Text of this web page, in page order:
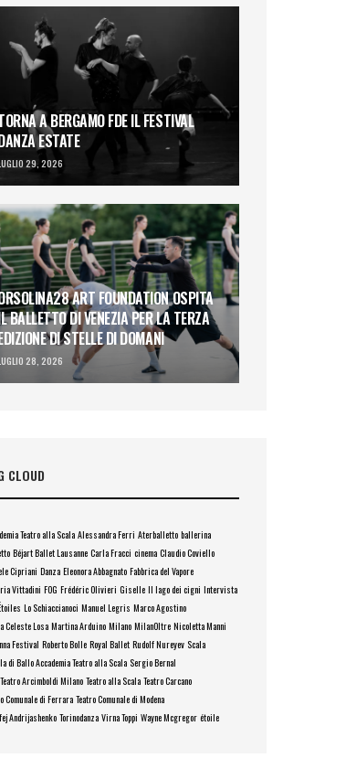
A BERGAMO FDE IL FESTIVAL
ESTATE
29, 2026
ART FOUNDATION OSPITA
BALLETTO DI VENEZIA PER LA TERZA
DI STELLE DI DOMANI
28, 2026
CLOUD
Teatro alla Scala Alessandra Ferri Aterballetto ballerina
Béjart Ballet Lausanne Carla Fracci cinema Claudio Coviello
Cipriani Danza Eleonora Abbagnato Fabbrica del Vapore
Vittadini FOG Frédéric Olivieri Giselle Il lago dei cigni Intervista
Lo Schiaccianoci Manuel Legris Marco Agostino
Celeste Losa Martina Arduino Milano MilanOltre Nicoletta Manni
Festival Roberto Bolle Royal Ballet Rudolf Nureyev Scala
di Ballo Accademia Teatro alla Scala Sergio Bernal
Arcimboldi MilanoTeatro alla Scala Teatro Carcano
Comunale di Ferrara Teatro Comunale di Modena
AndrijashenkoTorinodanza Virna Toppi Wayne Mcgregor étoile